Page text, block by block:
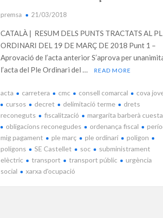
premsa 21/03/2018
CATALÀ | RESUM DELS PUNTS TRACTATS AL
ORDINARI DEL 19 DE MARÇ DE 2018 Punt 1 –
Aprovació de l’acta anterior S’aprova per
l’acta del Ple Ordinari del …
READ MORE
acta carretera cmc consell comarcal
cova
cursos
decret delimitació terme
drets
reconeguts
fiscalització
margarita barberà cuesta
obligacions reconegudes
ordenança fiscal
mig pagament
ple març ple ordinari
poligon
polígons
SE Castellet soc
subministrament
elèctric
transport transport públic
urgència
social
xarxa d'ocupació